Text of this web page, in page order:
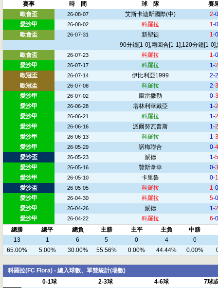
賽事
時 間 球 隊
賽
歐會盃
26-08-07 艾斯卡迪斯國際(中) 2-0
愛沙甲
26-08-02 科羅拉 1-0
歐會盃
26-07-31 新聖徒 1-0
90分鐘[1-0],兩回合[1-1],120分鐘[1-
歐會盃
26-07-23 科羅拉 1-0
愛沙甲
26-07-17 科羅拉 1-2
歐冠盃
26-07-14 伊比利亞1999
2-2
歐冠盃
26-07-08 科羅拉 2-3
愛沙甲
26-07-02 庫雷撒勒 0-3
愛沙甲
26-06-28 塔林利華戴亞 1-2
愛沙甲
26-06-21 科羅拉 1-2
愛沙甲
26-06-16 派爾努瓦普斯 1-2
愛沙甲
26-06-13 科羅拉 1-3
愛沙甲
26-05-29 諾梅聯合 0-4
愛沙盃
26-05-23 派德 1-5
愛沙甲
26-05-16 贊斯拿華 0-3
愛沙甲
26-05-10 卡里魯 0-1
愛沙盃
26-05-05 科羅拉 1-0
愛沙甲
26-04-30 科羅拉 5-0
愛沙甲
26-04-26 派德 1-2
愛沙甲
26-04-22 科羅拉 6-0
總勝
總平 總負 主勝 主平 主負
中勝
13
1 6 5 0 4
0
65.00%
5.00% 30.00% 55.56% 0.00% 44.44% 0.00%
科羅拉(FC Flora) - 總入球數、單雙統計(場數)
0-1球
2-3球 4-6球
7球